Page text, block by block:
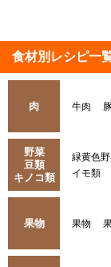
食材別レシピ一
肉 牛肉
野菜
豆類
キノコ類
緑黄色
イモ類
果物 果物